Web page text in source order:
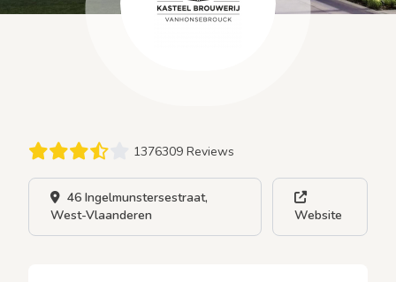
1376309 Reviews
46 Ingelmunstersestraat,
West-Vlaanderen
Website